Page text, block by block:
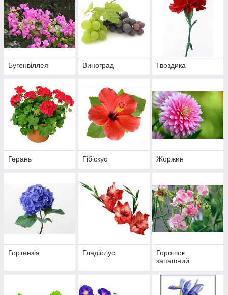
Бугенвіллея Виноград Гвоздика
Герань Гібіскус Жоржин
Гортензія Гладіолус
Горошок
запашний